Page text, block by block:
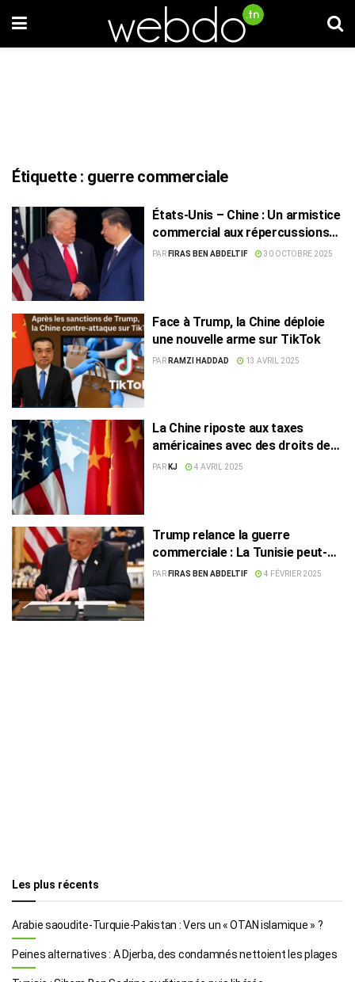
Étiquette : guerre commerciale
États-Unis – Chine : Un armistice
commercial aux répercussions
mondiales
PAR FIRAS BEN ABDELTIF 30 OCTOBRE 2025
Face à Trump, la Chine déploie
une nouvelle arme sur TikTok
PAR RAMZI HADDAD 13 AVRIL 2025
La Chine riposte aux taxes
américaines avec des droits de
douane de 34 %
PAR KJ 4 AVRIL 2025
Trump relance la guerre
commerciale : La Tunisie peut-
elle en tirer profit ?
PAR FIRAS BEN ABDELTIF 4 FÉVRIER 2025
Les plus récents
Arabie saoudite-Turquie-Pakistan : Vers un « OTAN islamique » ?
Peines alternatives : A Djerba, des condamnés nettoient les plages